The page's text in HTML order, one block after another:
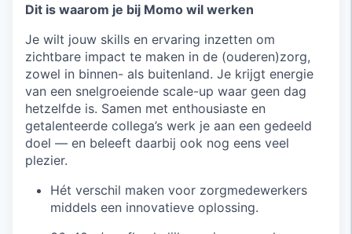
Dit is waarom je bij Momo wil werken
Je wilt jouw skills en ervaring inzetten om
zichtbare impact te maken in de (ouderen)zorg,
zowel in binnen- als buitenland. Je krijgt energie
van een snelgroeiende scale-up waar geen dag
hetzelfde is. Samen met enthousiaste en
getalenteerde collega’s werk je aan een gedeeld
doel — en beleeft daarbij ook nog eens veel
plezier.
Hét verschil maken voor zorgmedewerkers
middels een innovatieve oplossing.